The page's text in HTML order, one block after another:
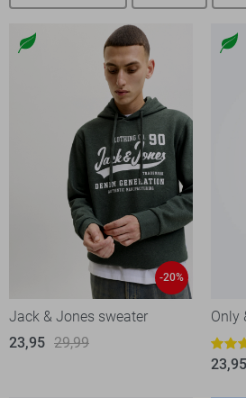
-20%
Jack & Jones sweater
23,95 29,99
Only
23,95